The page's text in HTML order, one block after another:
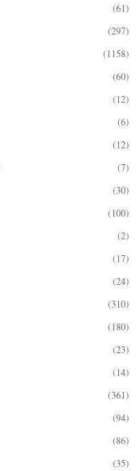
(61)
(297)
(1158)
(60)
(12)
(6)
(12)
(7)
(30)
(100)
(2)
(17)
(24)
(310)
(180)
(23)
(14)
(361)
(94)
(86)
(35)